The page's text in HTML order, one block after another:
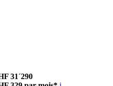
31´290